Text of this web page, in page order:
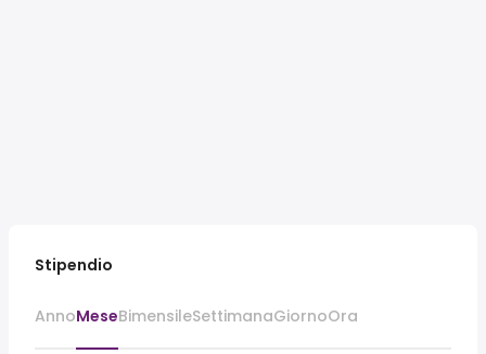
Stipendio
AnnoMeseBimensileSettimanaGiornoOra